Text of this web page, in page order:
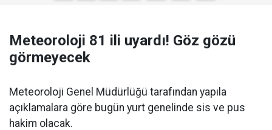
Meteoroloji 81 ili uyardı! Göz gözü
görmeyecek
Meteoroloji Genel Müdürlüğü tarafından yapıla
açıklamalara göre bugün yurt genelinde sis ve pus
hakim olacak.